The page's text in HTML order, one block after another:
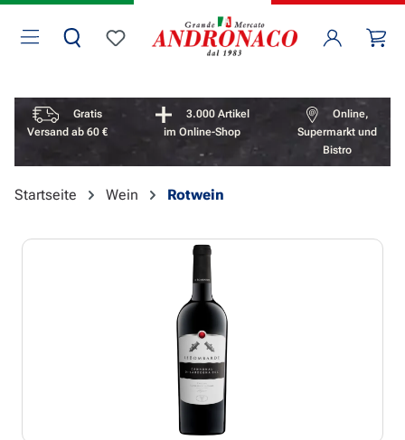
Zum Hauptinhalt springen
Du hast 0 Produkte auf dem Merkzettel
Vorteile überspringen
Gratis
Versand ab 60 €
3.000 Artikel
im Online-Shop
Online,
Supermarkt und
Bistro
Startseite Wein Rotwein
Bildergalerie überspringen